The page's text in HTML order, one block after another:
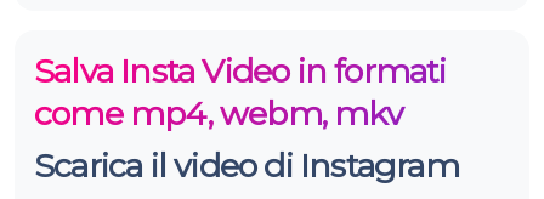
Salva Insta Video in formati
come mp4, webm, mkv
Scarica il video di Instagram